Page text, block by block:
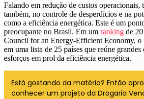
Falando em redução de custos operacionais,
também, no controle de desperdícios e na
como a eficiência energética. Este é um
preocupante no Brasil. Em um ranking de
Council for an Energy-Efficient Economy, o
em uma lista de 25 países que reúne grandes
esforços em prol da eficiência energética.
Está gostando da matéria? Então
conhecer um projeto da Drogaria